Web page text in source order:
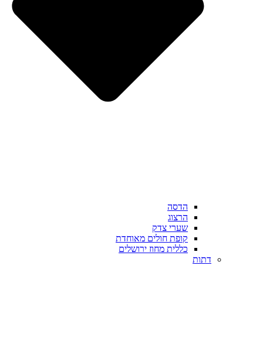
הדסה
הרצוג
שערי צדק
קופת חולים מאוחדת
כללית מחוז ירושלים
דתות